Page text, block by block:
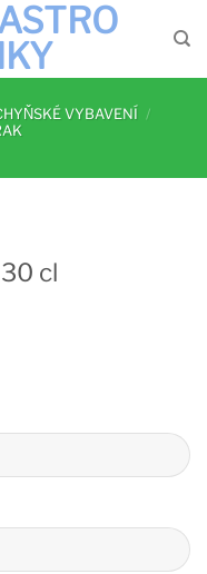
VYBAVENÍ /
cl